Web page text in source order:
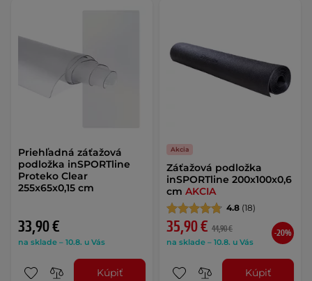
Priehľadná záťažová
podložka inSPORTline
Proteko Clear
255x65x0,15 cm
33,90 €
na sklade – 10.8. u Vás
Kúpiť
Akcia
Záťažová podložka
inSPORTline 200x100x0,6
cm AKCIA
4.8 (18)
35,90 € 44,90 €
na sklade – 10.8. u Vás
-20%
Kúpiť